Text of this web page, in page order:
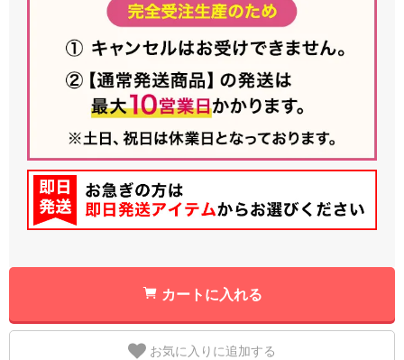
カートに入れる
お気に入りに追加する